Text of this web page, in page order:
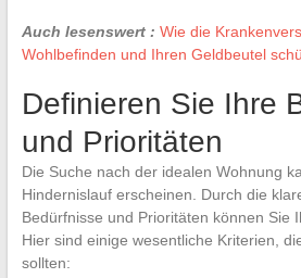
Auch lesenswert : Wie die
Wohlbefinden und Ihren Geldbeutel
Definieren Sie Ihre
und Prioritäten
Die Suche nach der idealen Wohnung
Hindernislauf erscheinen. Durch die
Bedürfnisse und Prioritäten können Sie
Hier sind einige wesentliche Kriterien,
sollten: